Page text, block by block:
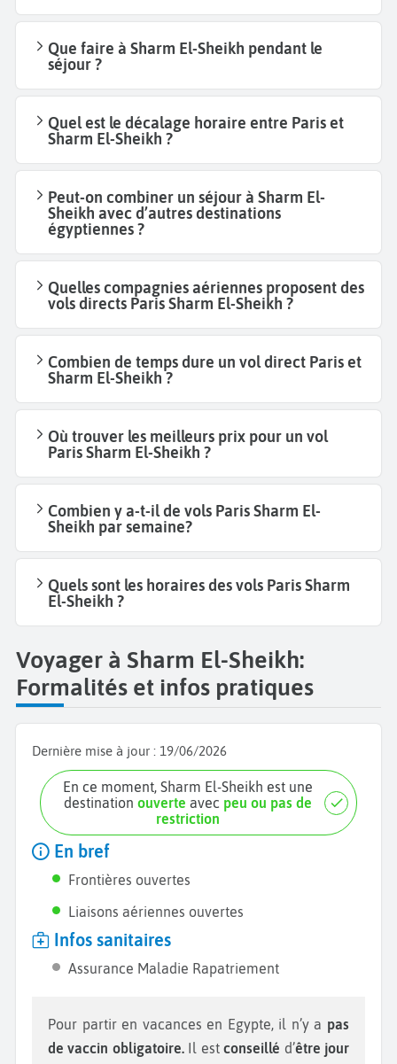
Que faire à Sharm El-Sheikh pendant le
séjour ?
Quel est le décalage horaire entre Paris et
Sharm El-Sheikh ?
Peut-on combiner un séjour à Sharm El-
Sheikh avec d’autres destinations
égyptiennes ?
Quelles compagnies aériennes proposent des
vols directs Paris Sharm El-Sheikh ?
Combien de temps dure un vol direct Paris et
Sharm El-Sheikh ?
Où trouver les meilleurs prix pour un vol
Paris Sharm El-Sheikh ?
Combien y a-t-il de vols Paris Sharm El-
Sheikh par semaine?
Quels sont les horaires des vols Paris Sharm
El-Sheikh ?
Voyager à Sharm El-Sheikh:
Formalités et infos pratiques
Dernière mise à jour : 19/06/2026
En ce moment, Sharm El-Sheikh est une
destinationouverte avec peu ou pas de
restriction
En bref
Frontières ouvertes
Liaisons aériennes ouvertes
Infos sanitaires
Assurance Maladie Rapatriement
Pour partir en vacances en Egypte, il n’y a pas
de vaccin obligatoire.Il estconseillé d’être jour